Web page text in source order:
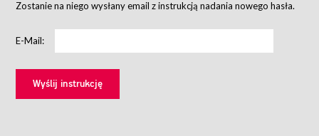
Zostanie na niego wysłany email z instrukcją nadania nowego hasła.
E-Mail: